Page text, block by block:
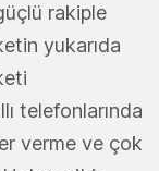
rakiple
yukarıda
telefonlarında
verme ve çok